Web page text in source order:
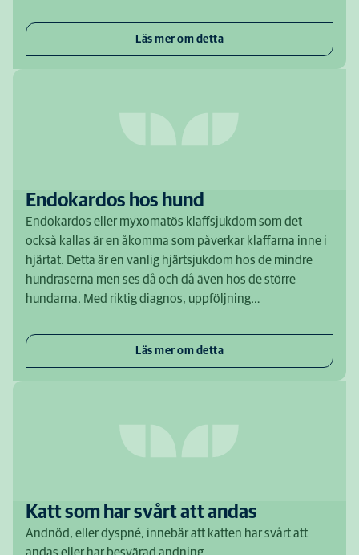
Läs mer om detta
Endokardos hos hund
Endokardos eller myxomatös klaffsjukdom som det
också kallas är en åkomma som påverkar klaffarna inne i
hjärtat. Detta är en vanlig hjärtsjukdom hos de mindre
hundraserna men ses då och då även hos de större
hundarna. Med riktig diagnos, uppföljning…
Läs mer om detta
Katt som har svårt att andas
Andnöd, eller dyspné, innebär att katten har svårt att